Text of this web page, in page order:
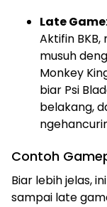
Late Game
Aktifin
musuh
Monkey
biar Psi
belakang,
Contoh
Biar lebih jelas,
sampai late